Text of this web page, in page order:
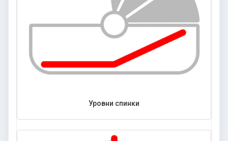
Уровни спинки